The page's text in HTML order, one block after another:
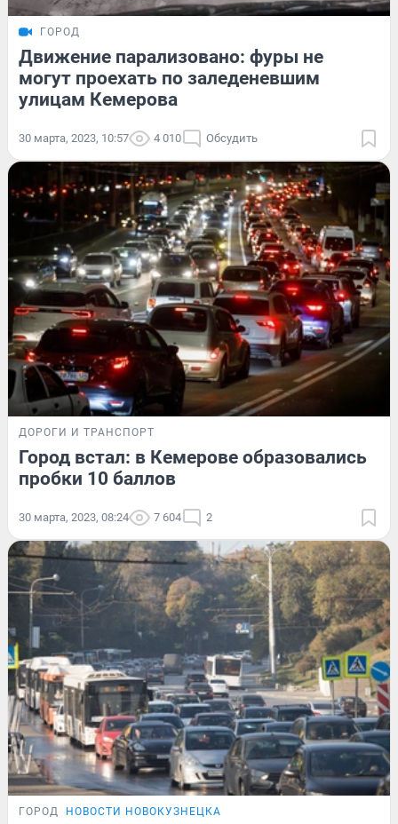
ГОРОД
Движение парализовано: фуры не
могут проехать по заледеневшим
улицам Кемерова
30 марта, 2023, 10:57 4 010 Обсудить
ДОРОГИ И ТРАНСПОРТ
Город встал: в Кемерове образовались
пробки 10 баллов
30 марта, 2023, 08:24 7 604 2
ГОРОД НОВОСТИ НОВОКУЗНЕЦКА